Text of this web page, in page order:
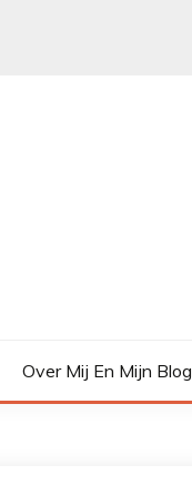
Over Mij En Mijn Blog